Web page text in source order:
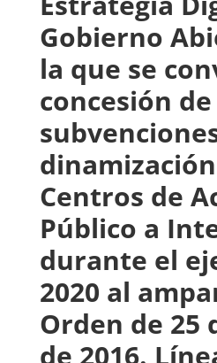
Gobierno
la que se
concesión de
Centros de
Público a
durante el
2020 al
Orden de 25
de 2016.